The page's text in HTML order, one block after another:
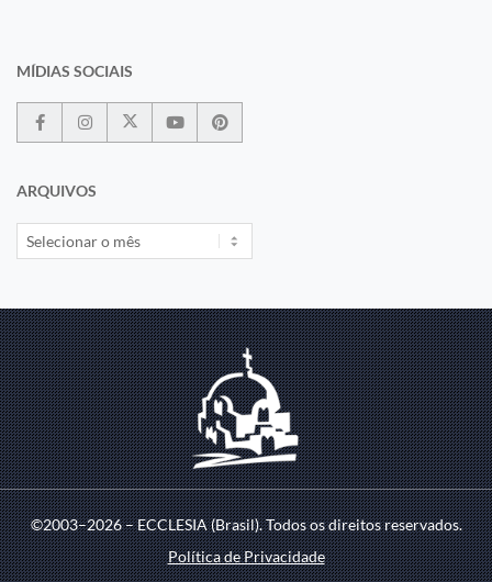
MÍDIAS SOCIAIS
ARQUIVOS
©2003–2026 – ECCLESIA (Brasil). Todos os direitos reservados.
Política de Privacidade